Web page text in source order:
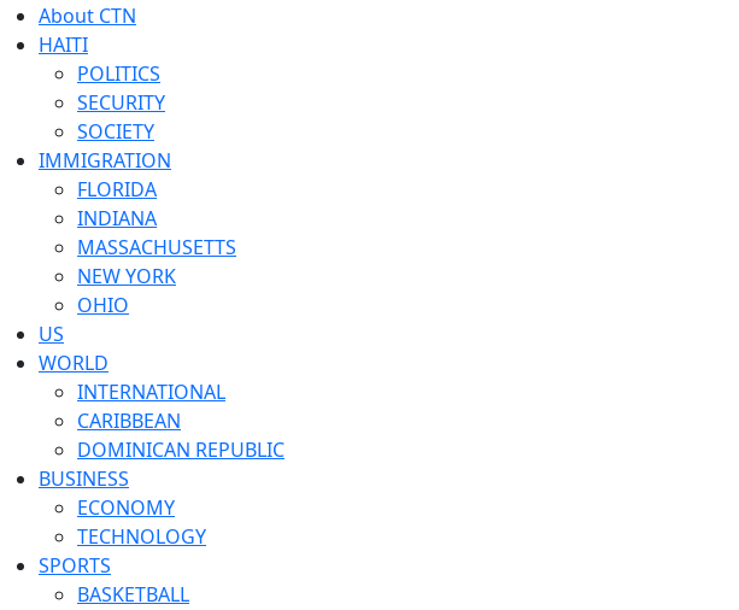
About CTN
HAITI
POLITICS
SECURITY
SOCIETY
IMMIGRATION
FLORIDA
INDIANA
MASSACHUSETTS
NEW YORK
OHIO
US
WORLD
INTERNATIONAL
CARIBBEAN
DOMINICAN REPUBLIC
BUSINESS
ECONOMY
TECHNOLOGY
SPORTS
BASKETBALL